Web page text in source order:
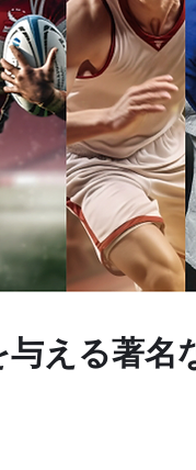
える著名